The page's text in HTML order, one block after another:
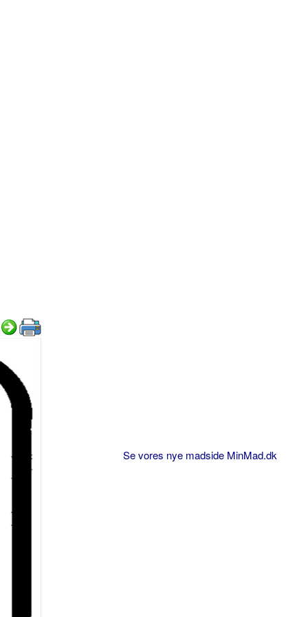
Se vores nye madside MinMad.dk